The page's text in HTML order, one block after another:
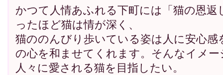
かつて人情あふれる下町には「猫の恩返
ったほど猫は情が深く、
猫ののんびり歩いている姿は人に安心感
の心を和ませてくれます。そんなイメ
人々に愛される猫を目指したい。